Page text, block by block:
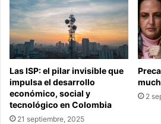
Las ISP: el pilar invisible que
impulsa el desarrollo
económico, social y
tecnológico en Colombia
21 septiembre, 2025
2